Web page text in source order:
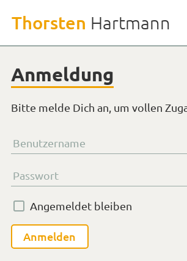
den
Thorsten Hartmann
Anmeldung
Bitte melde Dich an, um vollen
Benutzername
Passwort
Angemeldet bleiben